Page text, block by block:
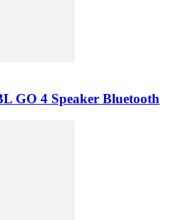
GO 4 Speaker Bluetooth